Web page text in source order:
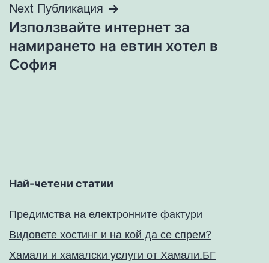
Next Публикация
Използвайте интернет за
намирането на евтин хотел в
София
Най-четени статии
Предимства на електронните фактури
Видовете хостинг и на кой да се спрем?
Хамали и хамалски услуги от Хамали.БГ